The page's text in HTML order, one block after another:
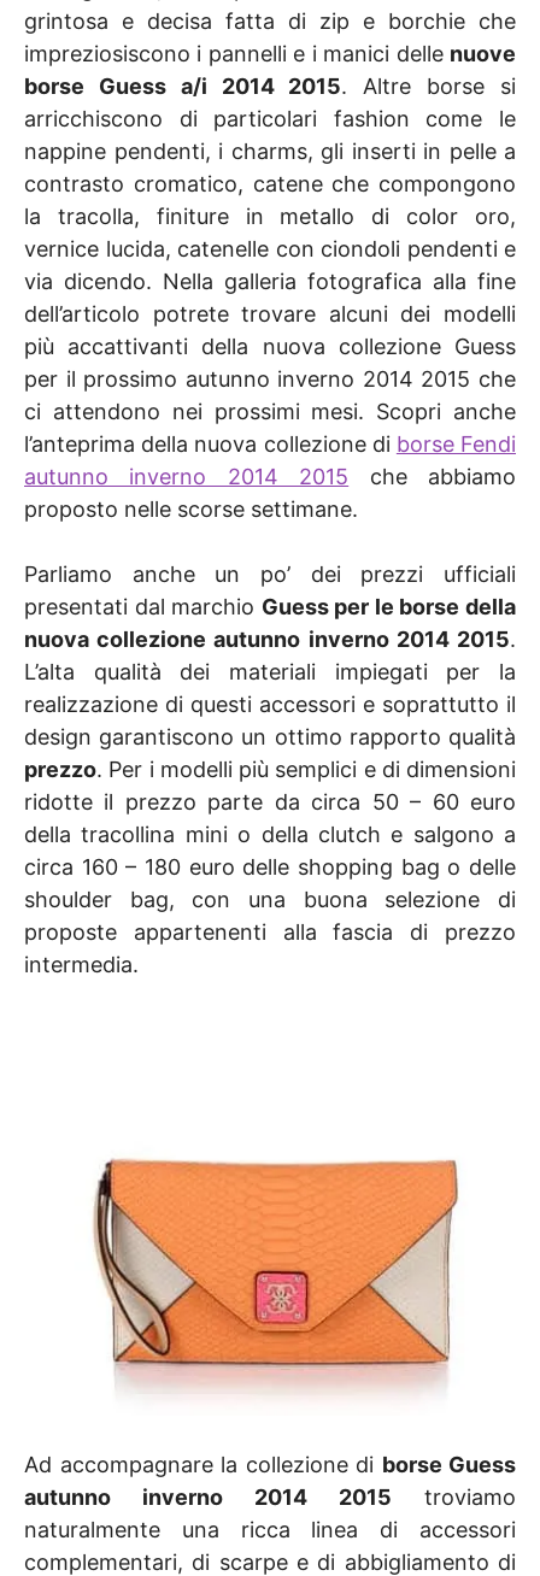
grintosa e decisa fatta di zip e borchie che
impreziosiscono i pannelli e i manici delle nuove
borse Guess a/i 2014 2015. Altre borse si
arricchiscono di particolari fashion come le
nappine pendenti, i charms, gli inserti in pelle a
contrasto cromatico, catene che compongono
la tracolla, finiture in metallo di color oro,
vernice lucida, catenelle con ciondoli pendenti e
via dicendo. Nella galleria fotografica alla fine
dell’articolo potrete trovare alcuni dei modelli
più accattivanti della nuova collezione Guess
per il prossimo autunno inverno 2014 2015 che
ci attendono nei prossimi mesi. Scopri anche
l’anteprima della nuova collezione di borse Fendi
autunno inverno 2014 2015 che abbiamo
proposto nelle scorse settimane.
Parliamo anche un po’ dei prezzi ufficiali
presentati dal marchio Guess per le borse della
nuova collezione autunno inverno 2014 2015.
L’alta qualità dei materiali impiegati per la
realizzazione di questi accessori e soprattutto il
design garantiscono un ottimo rapporto qualità
prezzo. Per i modelli più semplici e di dimensioni
ridotte il prezzo parte da circa 50 – 60 euro
della tracollina mini o della clutch e salgono a
circa 160 – 180 euro delle shopping bag o delle
shoulder bag, con una buona selezione di
proposte appartenenti alla fascia di prezzo
intermedia.
Ad accompagnare la collezione di borse Guess
autunno inverno 2014 2015 troviamo
naturalmente una ricca linea di accessori
complementari, di scarpe e di abbigliamento di